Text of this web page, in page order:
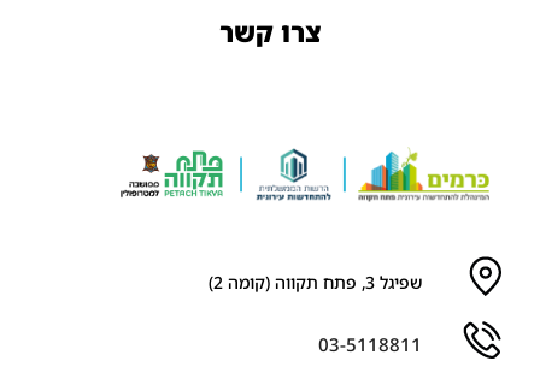
צרו קשר
שפיגל 3, פתח תקווה (קומה 2)
03-5118811